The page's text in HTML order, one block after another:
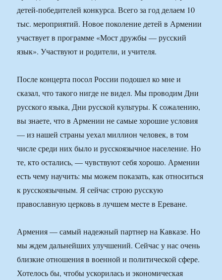
детей-победителей конкурса. Всего за год делаем 10
тыс. мероприятий. Новое поколение детей в Армении
участвует в программе «Мост дружбы — русский
язык». Участвуют и родители, и учителя.
После концерта посол России подошел ко мне и
сказал, что такого нигде не видел. Мы проводим Дни
русского языка, Дни русской культуры. К сожалению,
вы знаете, что в Армении не самые хорошие условия
— из нашей страны уехал миллион человек, в том
числе среди них было и русскоязычное население. Но
те, кто остались, — чувствуют себя хорошо. Армении
есть чему научить: мы можем показать, как относиться
к русскоязычным. Я сейчас строю русскую
православную церковь в лучшем месте в Ереване.
Армения — самый надежный партнер на Кавказе. Но
мы ждем дальнейших улучшений. Сейчас у нас очень
близкие отношения в военной и политической сфере.
Хотелось бы, чтобы ускорилась и экономическая